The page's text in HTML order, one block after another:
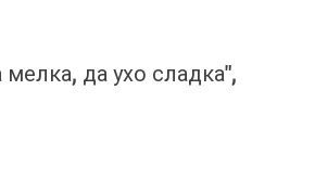
да ухо сладка",